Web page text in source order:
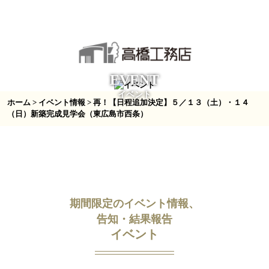
EVENT
イベント
ホーム > イベント情報 > 再！【日程追加決定】５／１３（土）・１４
（日）新築完成見学会（東広島市西条）
期間限定のイベント情報、
告知・結果報告
イベント